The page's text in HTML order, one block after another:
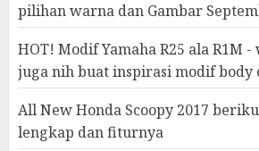
pilihan warna dan Gambar
HOT! Modif Yamaha R25 ala R1M
juga nih buat inspirasi modif body
All New Honda Scoopy 2017
lengkap dan fiturnya